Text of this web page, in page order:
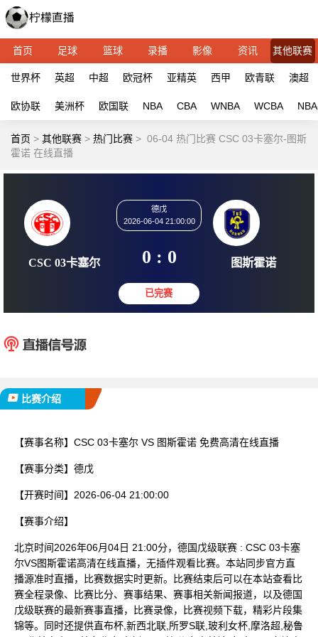
首页 足球 篮球 录播 影像 资讯 其他联赛
世界杯 英超 中超 欧冠杯 亚精英 西甲 欧青联 澳超
欧协联 美洲杯 欧国联 NBA CBA WNBA WCBA
首页 > 其他联赛 > 热门比赛 > 06-04 热门比赛 CSC 03卡塞尔-图斯
霍诺 在线直播
2026-06-04 21:00:00
0 : 0
比赛介绍
【赛事名称】 CSC 03卡塞尔 VS 图斯霍诺 免费高清在线直播
【赛事分类】 德戊
【开赛时间】 2026-06-04 21:00:00
【赛事介绍】
北京时间2026年06月04日 21:00分，德国戊级联赛 : CSC 03卡塞
尔VS图斯霍诺高清在线直播，无插件观看比赛。本站同步官方直
播源准时直播，比赛数据实时更新。比赛结束后可以在本站查看比
赛全程录像、比赛比分、赛事结果、赛事相关新闻报道，以及德国
戊级联赛的最新赛事直播，比赛录像，比赛视频下载，精彩片段集
锦等。同时还提供直布杯,新西北联,所罗S联,玻利女杯,摩洛超,秘鲁